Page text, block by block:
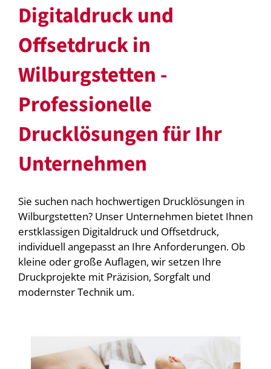
Digitaldruck und
Offsetdruck in
Wilburgstetten -
Professionelle
Drucklösungen für Ihr
Unternehmen
Sie suchen nach hochwertigen Drucklösungen in
Wilburgstetten? Unser Unternehmen bietet Ihnen
erstklassigen Digitaldruck und Offsetdruck,
individuell angepasst an Ihre Anforderungen. Ob
kleine oder große Auflagen, wir setzen Ihre
Druckprojekte mit Präzision, Sorgfalt und
modernster Technik um.